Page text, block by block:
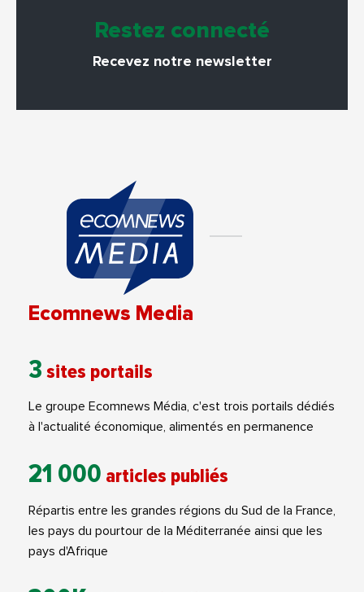
Restez connecté
Recevez notre newsletter
Ecomnews Media
3 sites portails
Le groupe Ecomnews Média, c'est trois portails dédiés
à l'actualité économique, alimentés en permanence
21 000 articles publiés
Répartis entre les grandes régions du Sud de la France,
les pays du pourtour de la Méditerranée ainsi que les
pays d'Afrique